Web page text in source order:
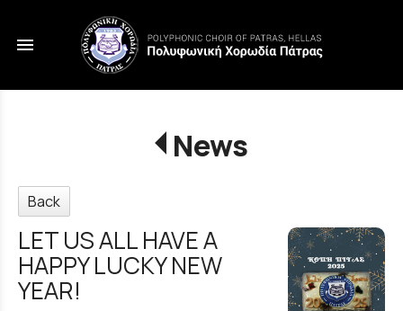
menu
News
Back
LET US ALL HAVE A
HAPPY LUCKY NEW
YEAR!